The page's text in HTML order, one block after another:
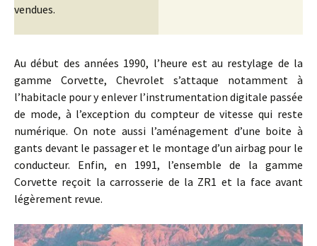
vendues.
Au début des années 1990, l’heure est au restylage de la
gamme Corvette, Chevrolet s’attaque notamment à
l’habitacle pour y enlever l’instrumentation digitale passée
de mode, à l’exception du compteur de vitesse qui reste
numérique. On note aussi l’aménagement d’une boite à
gants devant le passager et le montage d’un airbag pour le
conducteur. Enfin, en 1991, l’ensemble de la gamme
Corvette reçoit la carrosserie de la ZR1 et la face avant
légèrement revue.